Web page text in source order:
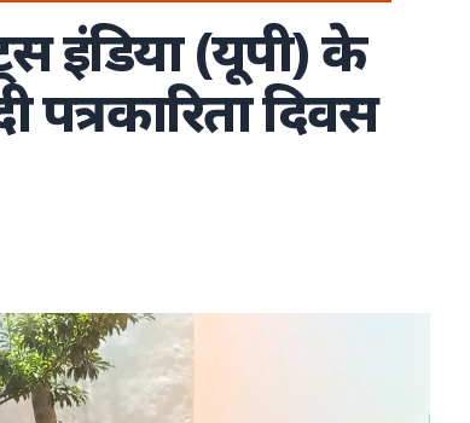
इंडिया (यूपी) के
पत्रकारिता दिवस